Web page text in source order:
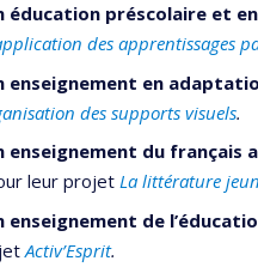
éducation préscolaire et
des apprentissages
enseignement en
des supports visuels.
enseignement du français
leur projet La littérature
enseignement de
Activ’Esprit.